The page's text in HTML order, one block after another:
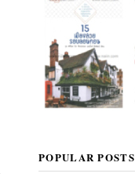
POPULAR POSTS